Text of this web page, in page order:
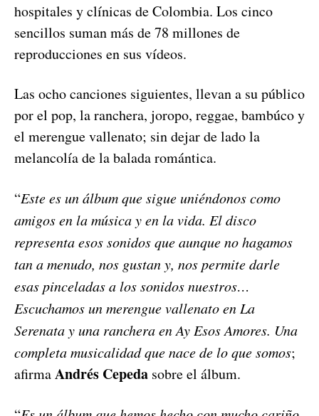
hospitales y clínicas de Colombia. Los cinco
sencillos suman más de 78 millones de
reproducciones en sus vídeos.
Las ocho canciones siguientes, llevan a su público
por el pop, la ranchera, joropo, reggae, bambúco y
el merengue vallenato; sin dejar de lado la
melancolía de la balada romántica.
“Este es un álbum que sigue uniéndonos como
amigos en la música y en la vida. El disco
representa esos sonidos que aunque no hagamos
tan a menudo, nos gustan y, nos permite darle
esas pinceladas a los sonidos nuestros…
Escuchamos un merengue vallenato en La
Serenata y una ranchera en Ay Esos Amores. Una
completa musicalidad que nace de lo que somos;
afirmaAndrés Cepeda sobre el álbum.